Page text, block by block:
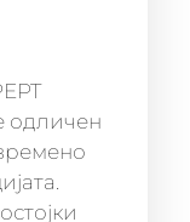
одличен